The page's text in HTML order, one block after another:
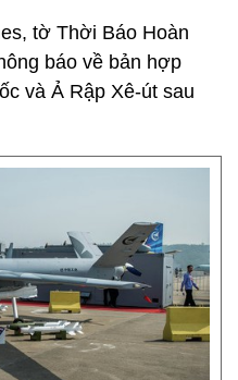
tờ Thời Báo Hoàn
báo về bản hợp
và Ả Rập Xê-út sau